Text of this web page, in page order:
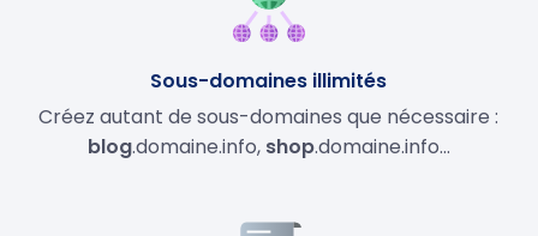
Sous-domaines illimités
Créez autant de sous-domaines que nécessaire :
blog.domaine.info, shop.domaine.info…